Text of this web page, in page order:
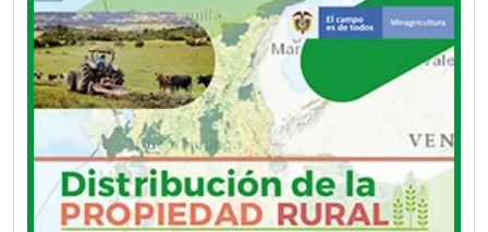
los actores interesados en esta temática
(entidades del orden nacional y territorial,
planificadores, academia, entre otros) puedan
generar conocimiento científico y técnico y
aportar en la toma de decisiones públicas y
privadas.